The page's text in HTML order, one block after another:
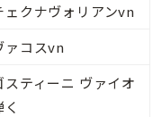
クナヴォリアンvn
ァコスvn
ティーニ ヴァイオ